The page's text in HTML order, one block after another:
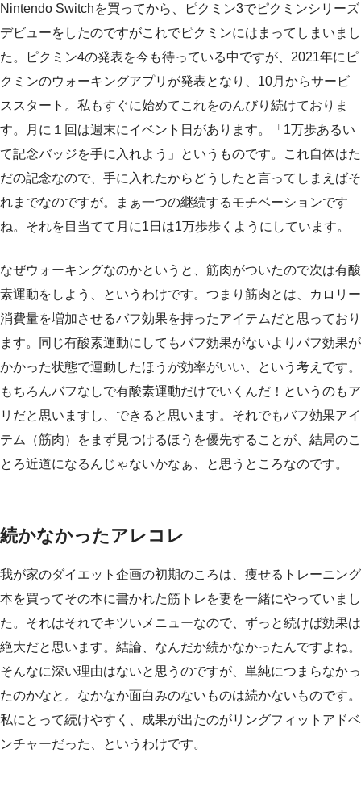
Nintendo Switchを買ってから、ピクミン3でピクミンシリーズ
デビューをしたのですがこれでピクミンにはまってしまいまし
た。ピクミン4の発表を今も待っている中ですが、2021年にピ
クミンのウォーキングアプリが発表となり、10月からサービ
ススタート。私もすぐに始めてこれをのんびり続けておりま
す。月に１回は週末にイベント日があります。「1万歩あるい
て記念バッジを手に入れよう」というものです。これ自体はた
だの記念なので、手に入れたからどうしたと言ってしまえばそ
れまでなのですが。まぁ一つの継続するモチベーションです
ね。それを目当てて月に1日は1万歩歩くようにしています。
なぜウォーキングなのかというと、筋肉がついたので次は有酸
素運動をしよう、というわけです。つまり筋肉とは、カロリー
消費量を増加させるバフ効果を持ったアイテムだと思っており
ます。同じ有酸素運動にしてもバフ効果がないよりバフ効果が
かかった状態で運動したほうが効率がいい、という考えです。
もちろんバフなしで有酸素運動だけでいくんだ！というのもア
リだと思いますし、できると思います。それでもバフ効果アイ
テム（筋肉）をまず見つけるほうを優先することが、結局のこ
とろ近道になるんじゃないかなぁ、と思うところなのです。
続かなかったアレコレ
我が家のダイエット企画の初期のころは、痩せるトレーニング
本を買ってその本に書かれた筋トレを妻を一緒にやっていまし
た。それはそれでキツいメニューなので、ずっと続けば効果は
絶大だと思います。結論、なんだか続かなかったんですよね。
そんなに深い理由はないと思うのですが、単純につまらなかっ
たのかなと。なかなか面白みのないものは続かないものです。
私にとって続けやすく、成果が出たのがリングフィットアドベ
ンチャーだった、というわけです。